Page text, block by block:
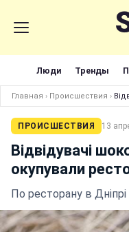
Люди Тренды
Главная › Происшествия ›
ПРОИСШЕСТВИЯ 13
Відвідувачі
окупували
По ресторану в Дніпрі